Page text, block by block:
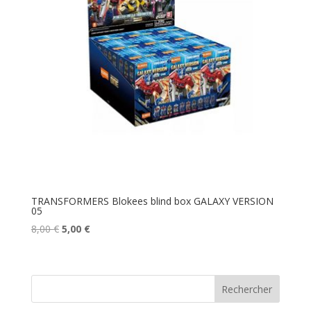
TRANSFORMERS Blokees blind box GALAXY VERSION
05
8,00€ Le
était :
5,00 €Le
est :